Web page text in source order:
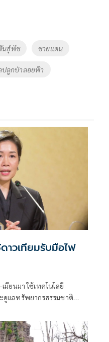
นธุ์พืช ชายแดน
ปลูกป่าลอยฟ้า
าวเทียมรับมือไฟ
มียนมา ใช้เทคโนโลยี
ดูแลทรัพยากรธรรมชาติ